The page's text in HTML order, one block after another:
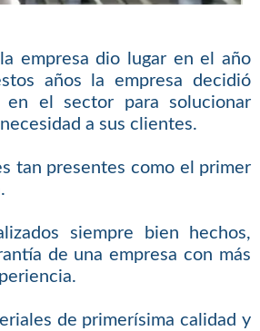
empresa dio lugar en el año
años la empresa decidió
en el sector para solucionar
a sus clientes.
tan presentes como el primer
siempre bien hechos,
de una empresa con más
de primerísima calidad y